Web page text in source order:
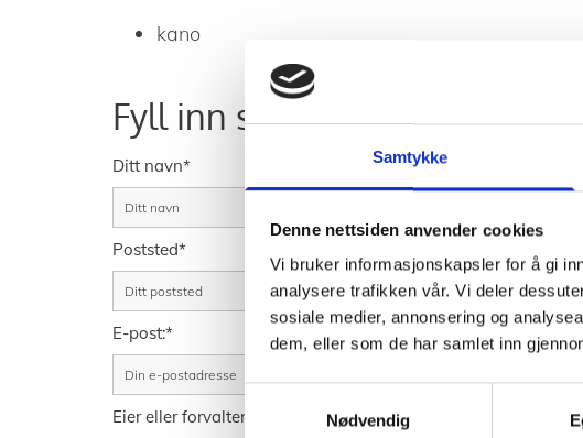
Samtykke
Denne nettsiden anvender cookies
Vi bruker informasjonskapsler for å gi
analysere trafikken vår. Vi deler
sosiale medier, annonsering og
dem, eller som de har samlet inn
Samtykkevalg
Nødvendig
kano
Fyll inn skjema for å melde
Ditt navn*
Poststed*
E-post:*
Eier eller forvalter du båten?*